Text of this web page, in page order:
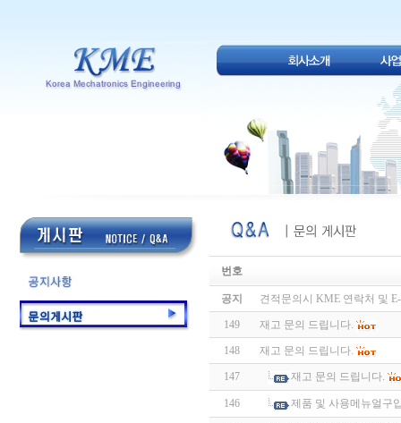
번호
공지 견적문의시 KME 연락처 및
149 재고 문의 드립니다.
148 재고 문의 드립니다.
147 재고 문의 드립니다.
146 제품 및 사용메뉴얼구